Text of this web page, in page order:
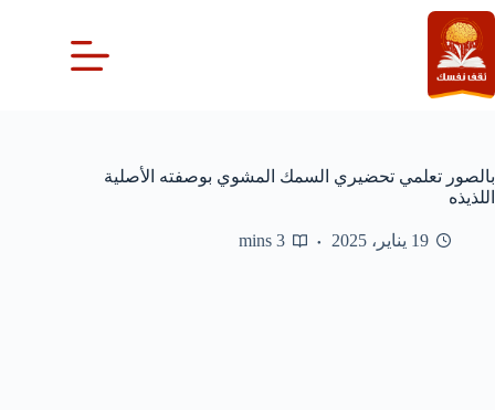
التجاوز
إلى
المحتوى
بالصور تعلمي تحضيري السمك المشوي بوصفته الأصلية
اللذيذه
19 يناير، 2025 3 mins